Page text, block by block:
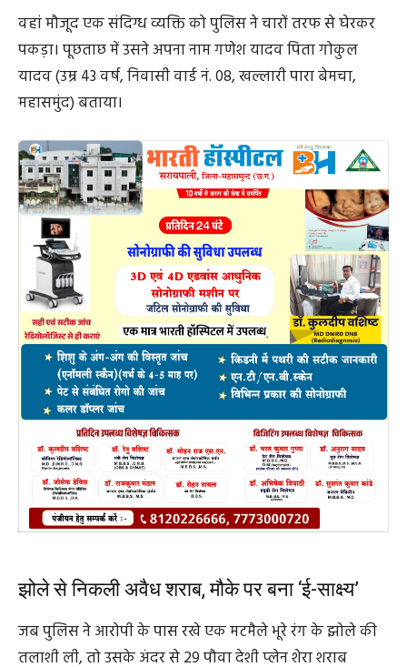
वहां मौजूद एक संदिग्ध व्यक्ति को पुलिस ने चारों तरफ से घेरकर
पकड़ा। पूछताछ में उसने अपना नाम गणेश यादव पिता गोकुल
यादव (उम्र 43 वर्ष, निवासी वार्ड नं. 08, खल्लारी पारा बेमचा,
महासमुंद) बताया।
झोले से निकली अवैध शराब, मौके पर बना ‘ई-साक्ष्य’